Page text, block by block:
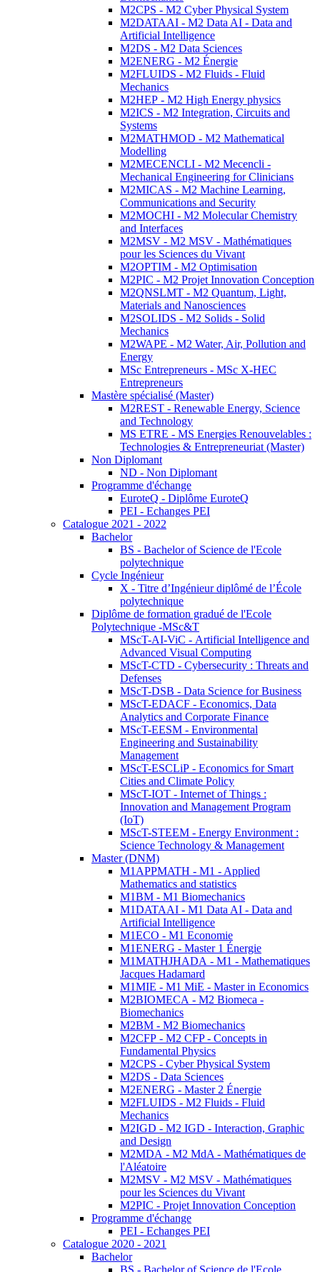
M2CPS - M2 Cyber Physical System
M2DATAAI - M2 Data AI - Data and
Artificial Intelligence
M2DS - M2 Data Sciences
M2ENERG - M2 Énergie
M2FLUIDS - M2 Fluids - Fluid
Mechanics
M2HEP - M2 High Energy physics
M2ICS - M2 Integration, Circuits and
Systems
M2MATHMOD - M2 Mathematical
Modelling
M2MECENCLI - M2 Mecencli -
Mechanical Engineering for Clinicians
M2MICAS - M2 Machine Learning,
Communications and Security
M2MOCHI - M2 Molecular Chemistry
and Interfaces
M2MSV - M2 MSV - Mathématiques
pour les Sciences du Vivant
M2OPTIM - M2 Optimisation
M2PIC - M2 Projet Innovation Conception
M2QNSLMT - M2 Quantum, Light,
Materials and Nanosciences
M2SOLIDS - M2 Solids - Solid
Mechanics
M2WAPE - M2 Water, Air, Pollution and
Energy
MSc Entrepreneurs - MSc X-HEC
Entrepreneurs
Mastère spécialisé (Master)
M2REST - Renewable Energy, Science
and Technology
MS ETRE - MS Energies Renouvelables :
Technologies & Entrepreneuriat (Master)
Non Diplomant
ND - Non Diplomant
Programme d'échange
EuroteQ - Diplôme EuroteQ
PEI - Echanges PEI
Catalogue 2021 - 2022
Bachelor
BS - Bachelor of Science de l'Ecole
polytechnique
Cycle Ingénieur
X - Titre d’Ingénieur diplômé de l’École
polytechnique
Diplôme de formation gradué de l'Ecole
Polytechnique -MSc&T
MScT-AI-ViC - Artificial Intelligence and
Advanced Visual Computing
MScT-CTD - Cybersecurity : Threats and
Defenses
MScT-DSB - Data Science for Business
MScT-EDACF - Economics, Data
Analytics and Corporate Finance
MScT-EESM - Environmental
Engineering and Sustainability
Management
MScT-ESCLiP - Economics for Smart
Cities and Climate Policy
MScT-IOT - Internet of Things :
Innovation and Management Program
(IoT)
MScT-STEEM - Energy Environment :
Science Technology & Management
Master (DNM)
M1APPMATH - M1 - Applied
Mathematics and statistics
M1BM - M1 Biomechanics
M1DATAAI - M1 Data AI - Data and
Artificial Intelligence
M1ECO - M1 Economie
M1ENERG - Master 1 Énergie
M1MATHJHADA - M1 - Mathematiques
Jacques Hadamard
M1MIE - M1 MiE - Master in Economics
M2BIOMECA - M2 Biomeca -
Biomechanics
M2BM - M2 Biomechanics
M2CFP - M2 CFP - Concepts in
Fundamental Physics
M2CPS - Cyber Physical System
M2DS - Data Sciences
M2ENERG - Master 2 Énergie
M2FLUIDS - M2 Fluids - Fluid
Mechanics
M2IGD - M2 IGD - Interaction, Graphic
and Design
M2MDA - M2 MdA - Mathématiques de
l'Aléatoire
M2MSV - M2 MSV - Mathématiques
pour les Sciences du Vivant
M2PIC - Projet Innovation Conception
Programme d'échange
PEI - Echanges PEI
Catalogue 2020 - 2021
Bachelor
BS - Bachelor of Science de l'Ecole